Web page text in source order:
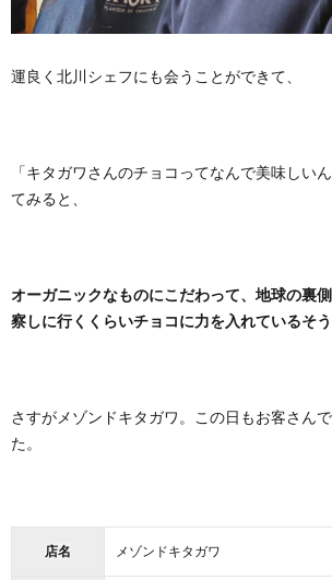
運良く北川シェフにも会うことができて、
「キタガワさんのチョコってなんで美味しい
てみると、
オーガニックなものにこだわって、地球の裏
察しに行くくらいチョコに力を入れているそ
さすがメゾンドキタガワ。この日もお客さん
た。
店名 メゾンドキタガワ